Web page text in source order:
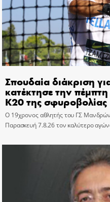
Σπουδαία διάκριση
κατέκτησε την
Κ20 της σφυροβολίας
Ο 19χρονος αθλητής του ΓΣ
Παρασκευή 7.8.26 τον καλύτερο